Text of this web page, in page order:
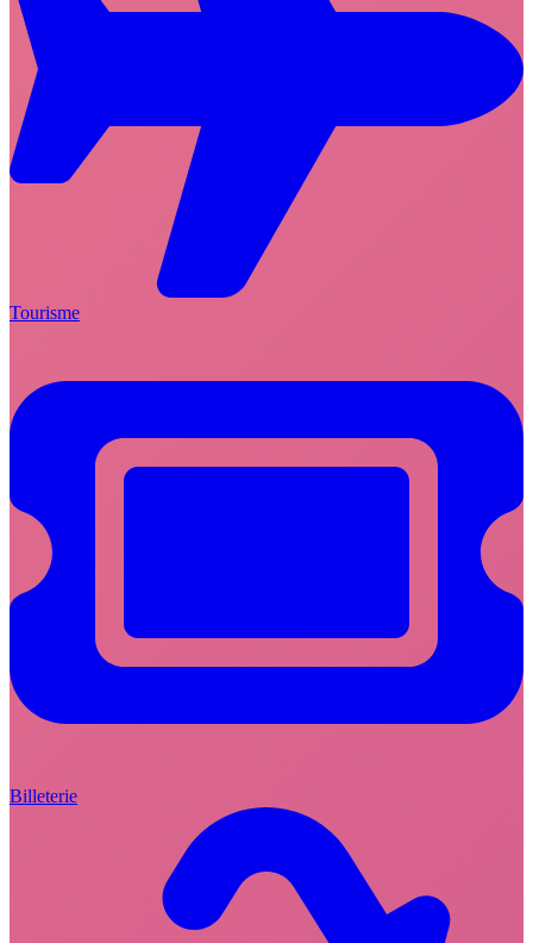
Tourisme
Billeterie